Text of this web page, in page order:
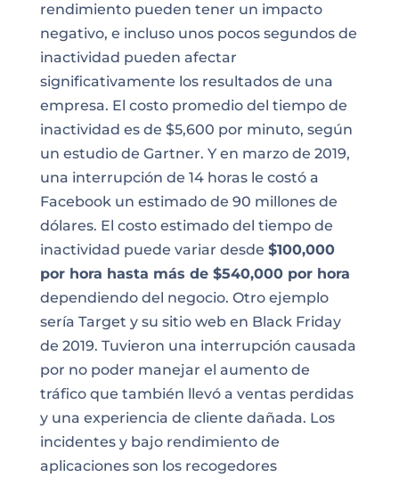
rendimiento pueden tener un impacto
negativo, e incluso unos pocos segundos de
inactividad pueden afectar
significativamente los resultados de una
empresa. El costo promedio del tiempo de
inactividad es de $5,600 por minuto, según
un estudio de Gartner. Y en marzo de 2019,
una interrupción de 14 horas le costó a
Facebook un estimado de 90 millones de
dólares. El costo estimado del tiempo de
inactividad puede variar desde $100,000
por hora hasta más de $540,000 por hora
dependiendo del negocio. Otro ejemplo
sería Target y su sitio web en Black Friday
de 2019. Tuvieron una interrupción causada
por no poder manejar el aumento de
tráfico que también llevó a ventas perdidas
y una experiencia de cliente dañada. Los
incidentes y bajo rendimiento de
aplicaciones son los recogedores